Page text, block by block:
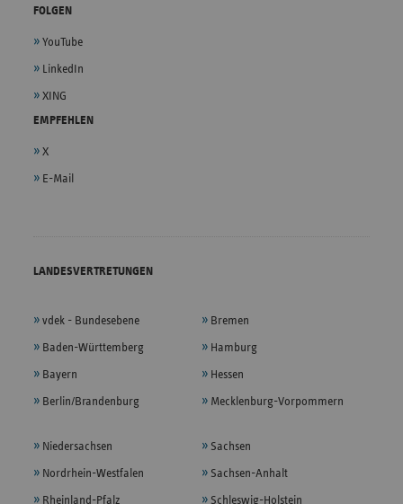
FOLGEN
YouTube
LinkedIn
XING
EMPFEHLEN
X
E-Mail
LANDESVERTRETUNGEN
vdek - Bundesebene
Baden-Württemberg
Bayern
Berlin/Brandenburg
Bremen
Hamburg
Hessen
Mecklenburg-Vorpommern
Niedersachsen
Nordrhein-Westfalen
Rheinland-Pfalz
Sachsen
Sachsen-Anhalt
Schleswig-Holstein